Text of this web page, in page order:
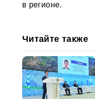
в регионе.
Читайте также